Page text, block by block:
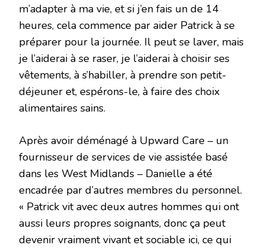
m’adapter à ma vie, et si j’en fais un de 14
heures, cela commence par aider Patrick à se
préparer pour la journée. Il peut se laver, mais
je l’aiderai à se raser, je l’aiderai à choisir ses
vêtements, à s’habiller, à prendre son petit-
déjeuner et, espérons-le, à faire des choix
alimentaires sains.
Après avoir déménagé à Upward Care – un
fournisseur de services de vie assistée basé
dans les West Midlands – Danielle a été
encadrée par d’autres membres du personnel.
« Patrick vit avec deux autres hommes qui ont
aussi leurs propres soignants, donc ça peut
devenir vraiment vivant et sociable ici, ce qui